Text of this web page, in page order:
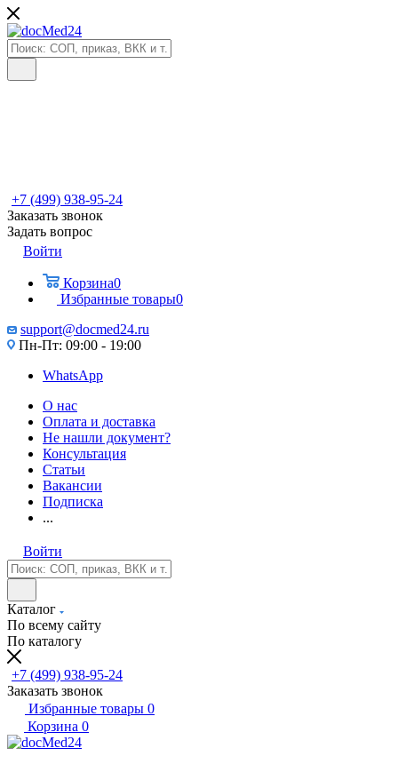
+7 (499) 938-95-24
Заказать звонок
Задать вопрос
Войти
Корзина0
Избранные товары0
support@docmed24.ru
Пн-Пт: 09:00 - 19:00
WhatsApp
О нас
Оплата и доставка
Не нашли документ?
Консультация
Статьи
Вакансии
Подписка
...
Войти
Каталог
По всему сайту
По каталогу
+7 (499) 938-95-24
Заказать звонок
Избранные товары 0
Корзина 0